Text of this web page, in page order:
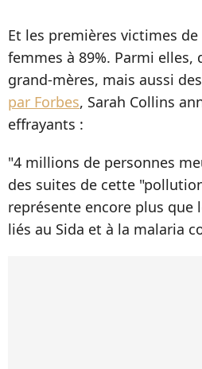
Et les premières victimes
femmes à 89%. Parmi elles,
grand-mères, mais aussi
par Forbes, Sarah Collins
effrayants :
"4 millions de personnes
des suites de cette
représente encore plus que
liés au Sida et à la malaria